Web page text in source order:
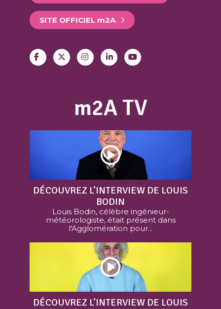
SITE OFFICIEL m2A
m2A TV
DÉCOUVREZ L’INTERVIEW DE LOUIS
BODIN
Louis Bodin, célèbre ingénieur-
météorologiste, était présent dans
l'Agglomération pour...
DÉCOUVREZ L’INTERVIEW DE LOUIS